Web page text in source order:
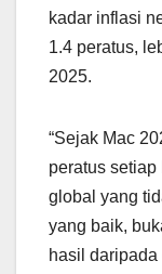
kadar inflasi
1.4 peratus,
2025.
“Sejak Mac
peratus
global yang
yang baik,
hasil